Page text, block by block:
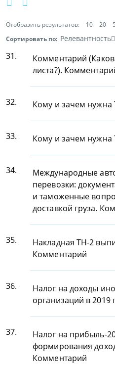
Отобразить результатов: 10 20
Сортировать по: Релевантность
31.
Комментарий
листа?).
32. Кому и зачем
33. Кому и зачем
34.
Международные
перевозки:
и таможенные
доставкой груза.
35.
Накладная ТН-2
Комментарий
36.
Налог на доходы
организаций в
37.
Налог на прибыль-
формирования
Комментарий